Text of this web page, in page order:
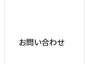
お問い合わせ